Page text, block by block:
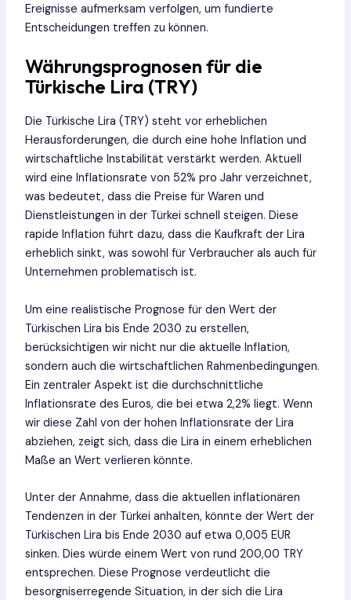
Ereignisse aufmerksam verfolgen, um fundierte
Entscheidungen treffen zu können.
Währungsprognosen für die
Türkische Lira (TRY)
Die Türkische Lira (TRY) steht vor erheblichen
Herausforderungen, die durch eine hohe Inflation und
wirtschaftliche Instabilität verstärkt werden. Aktuell
wird eine Inflationsrate von 52% pro Jahr verzeichnet,
was bedeutet, dass die Preise für Waren und
Dienstleistungen in der Türkei schnell steigen. Diese
rapide Inflation führt dazu, dass die Kaufkraft der Lira
erheblich sinkt, was sowohl für Verbraucher als auch für
Unternehmen problematisch ist.
Um eine realistische Prognose für den Wert der
Türkischen Lira bis Ende 2030 zu erstellen,
berücksichtigen wir nicht nur die aktuelle Inflation,
sondern auch die wirtschaftlichen Rahmenbedingungen.
Ein zentraler Aspekt ist die durchschnittliche
Inflationsrate des Euros, die bei etwa 2,2% liegt. Wenn
wir diese Zahl von der hohen Inflationsrate der Lira
abziehen, zeigt sich, dass die Lira in einem erheblichen
Maße an Wert verlieren könnte.
Unter der Annahme, dass die aktuellen inflationären
Tendenzen in der Türkei anhalten, könnte der Wert der
Türkischen Lira bis Ende 2030 auf etwa 0,005 EUR
sinken. Dies würde einem Wert von rund 200,00 TRY
entsprechen. Diese Prognose verdeutlicht die
besorgniserregende Situation, in der sich die Lira